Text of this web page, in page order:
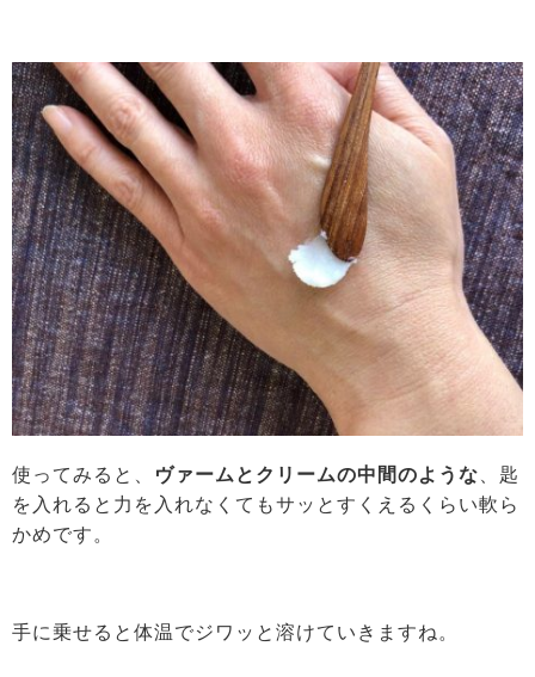
使ってみると、 ヴァームとクリームの中間のような 、匙
を入れると力を入れなくてもサッとすくえるくらい軟ら
かめです。
手に乗せると体温でジワッと溶けていきますね。